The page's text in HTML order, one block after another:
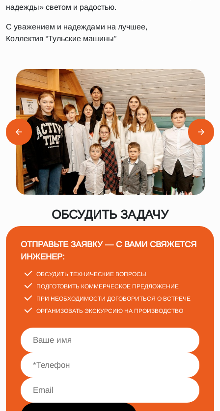
надежды» светом и радостью.
С уважением и надеждами на лучшее,
Коллектив “Тульские машины”
ОБСУДИТЬ ЗАДАЧУ
ОТПРАВЬТЕ ЗАЯВКУ — С ВАМИ СВЯЖЕТСЯ
ИНЖЕНЕР:
ОБСУДИТЬ ТЕХНИЧЕСКИЕ ВОПРОСЫ
ПОДГОТОВИТЬ КОММЕРЧЕСКОЕ ПРЕДЛОЖЕНИЕ
ПРИ НЕОБХОДИМОСТИ ДОГОВОРИТЬСЯ О ВСТРЕЧЕ
ОРГАНИЗОВАТЬ ЭКСКУРСИЮ НА ПРОИЗВОДСТВО